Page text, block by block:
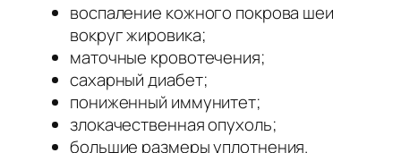
воспаление кожного покрова шеи
вокруг жировика;
маточные кровотечения;
сахарный диабет;
пониженный иммунитет;
злокачественная опухоль;
большие размеры уплотнения.